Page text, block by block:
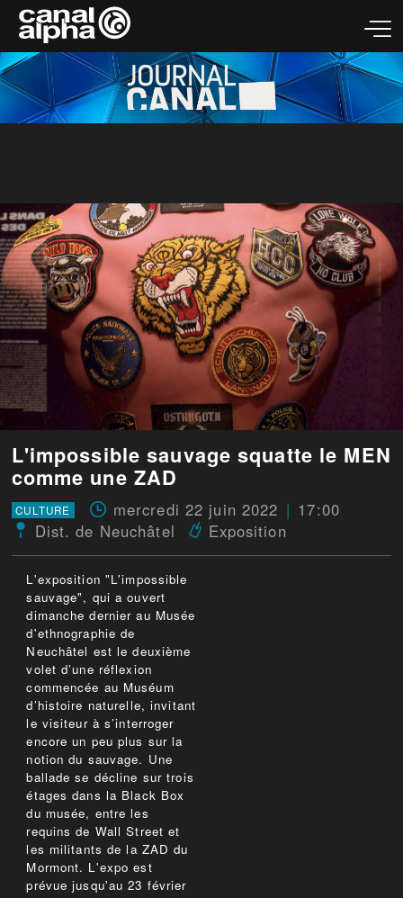
L'impossible sauvage squatte le MEN
comme une ZAD
CULTURE mercredi 22 juin 2022
17:00
Dist. de Neuchâtel
Exposition
L'exposition "L'impossible
sauvage", qui a ouvert
dimanche dernier au Musée
d'ethnographie de
Neuchâtel est le deuxième
volet d’une réflexion
commencée au Muséum
d’histoire naturelle, invitant
le visiteur à s’interroger
encore un peu plus sur la
notion du sauvage. Une
ballade se décline sur trois
étages dans la Black Box
du musée, entre les
requins de Wall Street et
les militants de la ZAD du
Mormont. L'expo est
prévue jusqu'au 23 février